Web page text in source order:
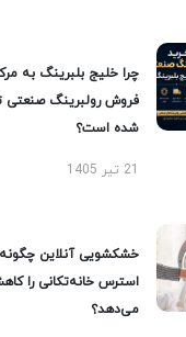
چرا خلیج بلبرینگ به
فروش رولبرینگ صنعتی
شده است؟
21 تیر 1405
خشکشویی آنلاین چگونه
استرس خانه‌تکانی را
می‌دهد؟